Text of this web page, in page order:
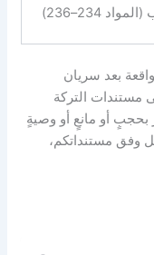
234–236)
بعد سريان
الرجوع إلى مستندات التركة
بحجبٍ أو مانعٍ أو وصيةٍ
وفق مستنداتكم،